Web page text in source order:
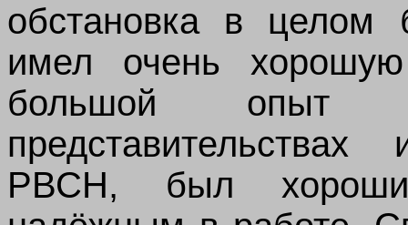
обстановка в
имел очень хорошую
большой опыт
РВСН, был